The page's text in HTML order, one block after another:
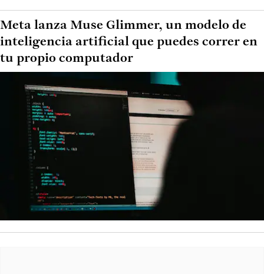
Meta lanza Muse Glimmer, un modelo de
inteligencia artificial que puedes correr en
tu propio computador